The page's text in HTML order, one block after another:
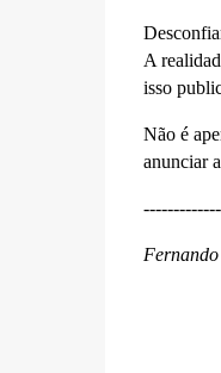
A
isso
Não é
anunciar